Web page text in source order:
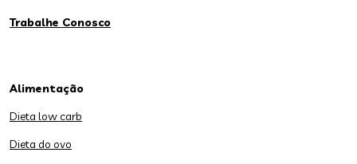
Trabalhe Conosco
Alimentação
Dieta low carb
Dieta do ovo